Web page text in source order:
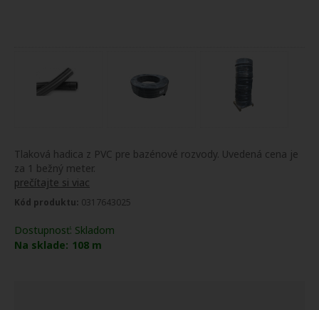
Tlaková hadica z PVC pre bazénové rozvody. Uvedená cena je
za 1 bežný meter.
prečítajte si viac
Kód produktu: 0317643025
Dostupnosť: Skladom
Na sklade: 108 m